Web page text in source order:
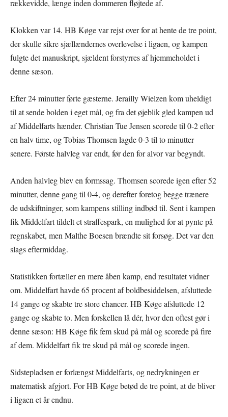
rækkevidde, længe inden dommeren fløjtede af.
Klokken var 14. HB Køge var rejst over for at hente de tre point,
der skulle sikre sjællændernes overlevelse i ligaen, og kampen
fulgte det manuskript, sjældent forstyrres af hjemmeholdet i
denne sæson.
Efter 24 minutter førte gæsterne. Jerailly Wielzen kom uheldigt
til at sende bolden i eget mål, og fra det øjeblik gled kampen ud
af Middelfarts hænder. Christian Tue Jensen scorede til 0-2 efter
en halv time, og Tobias Thomsen lagde 0-3 til to minutter
senere. Første halvleg var endt, før den for alvor var begyndt.
Anden halvleg blev en formssag. Thomsen scorede igen efter 52
minutter, denne gang til 0-4, og derefter foretog begge trænere
de udskiftninger, som kampens stilling indbød til. Sent i kampen
fik Middelfart tildelt et straffespark, en mulighed for at pynte på
regnskabet, men Malthe Boesen brændte sit forsøg. Det var den
slags eftermiddag.
Statistikken fortæller en mere åben kamp, end resultatet vidner
om. Middelfart havde 65 procent af boldbesiddelsen, afsluttede
14 gange og skabte tre store chancer. HB Køge afsluttede 12
gange og skabte to. Men forskellen lå dér, hvor den oftest gør i
denne sæson: HB Køge fik fem skud på mål og scorede på fire
af dem. Middelfart fik tre skud på mål og scorede ingen.
Sidstepladsen er forlængst Middelfarts, og nedrykningen er
matematisk afgjort. For HB Køge betød de tre point, at de bliver
i ligaen et år endnu.